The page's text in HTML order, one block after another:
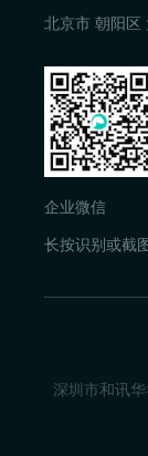
北京市 朝阳区
企业微信
长按识别或截
深圳市和讯